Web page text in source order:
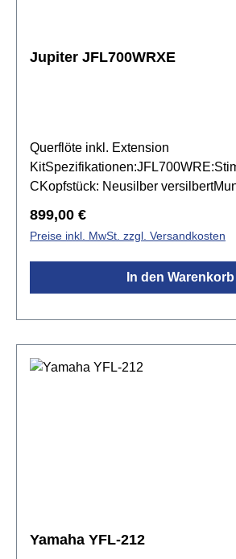
Jupiter JFL700WRXE
Querflöte inkl. Extension
CKopfstück: Neusilber
versilbertKorpus: Neusilber
FußMechanik: Neusilber
Plugs"E-Mechanikinkl. Jupiter JKC-
KitUmbauset für JFL700WE und
versilbertMundlochkamin: Sterling
Regulärer Preis:
899,00 €
Preise inkl. MwSt. zzgl. Versandkosten
In den Warenkorb
Yamaha YFL-212